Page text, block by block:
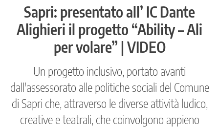
Sapri: presentato all’ IC Dante
Alighieri il progetto “Ability – Ali
per volare” | VIDEO
Un progetto inclusivo, portato avanti
dall'assessorato alle politiche sociali del Comune
di Sapri che, attraverso le diverse attività ludico,
creative e teatrali, che coinvolgono appieno